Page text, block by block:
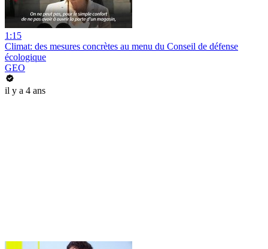
1:15
Climat: des mesures concrètes au menu du Conseil de défense
écologique
GEO
il y a 4 ans